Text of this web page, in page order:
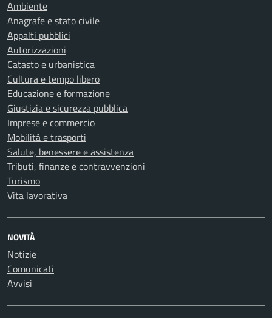
Ambiente
Anagrafe e stato civile
Appalti pubblici
Autorizzazioni
Catasto e urbanistica
Cultura e tempo libero
Educazione e formazione
Giustizia e sicurezza pubblica
Imprese e commercio
Mobilità e trasporti
Salute, benessere e assistenza
Tributi, finanze e contravvenzioni
Turismo
Vita lavorativa
NOVITÀ
Notizie
Comunicati
Avvisi